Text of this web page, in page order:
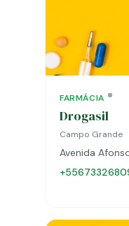
FARMÁCIA
Drogasil
Campo Grande
Avenida